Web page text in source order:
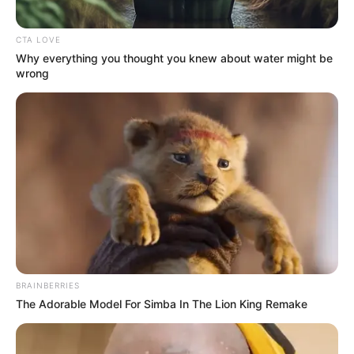
CTA LOVE
Why everything you thought you knew about water might be
wrong
BRAINBERRIES
The Adorable Model For Simba In The Lion King Remake